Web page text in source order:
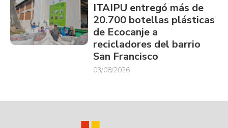
ITAIPU entregó más de
20.700 botellas plásticas
de Ecocanje a
recicladores del barrio
San Francisco
03/08/2026